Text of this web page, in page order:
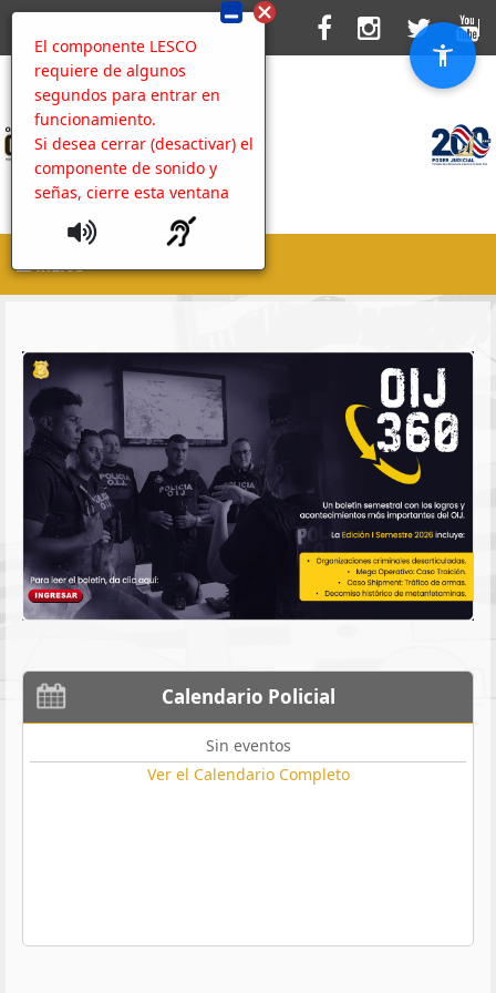
El componente LESCO
requiere de algunos
segundos para entrar en
funcionamiento.
Si desea cerrar (desactivar) el
componente de sonido y
señas, cierre esta ventana
MENU
Calendario Policial
Sin eventos
Ver el Calendario Completo